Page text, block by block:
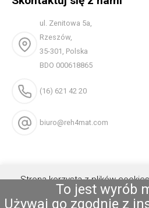
ul. Zenitowa 5a,
Rzeszów,
35-301, Polska
BDO 000618865
(16) 621 42 20
biuro@reh4mat.com
Strona korzysta z plików
Możesz określić warunki
To jest wyrób
Używaj go zgodnie z